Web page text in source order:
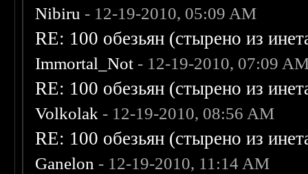
Nibiru - 12-19-2010, 05:09 AM
RE: 100 обезьян (стырено из
Immortal_Not - 12-19-2010, 07:09
RE: 100 обезьян (стырено из
Volkolak - 12-19-2010, 08:56 AM
RE: 100 обезьян (стырено из
Ganelon - 12-19-2010, 11:14 AM